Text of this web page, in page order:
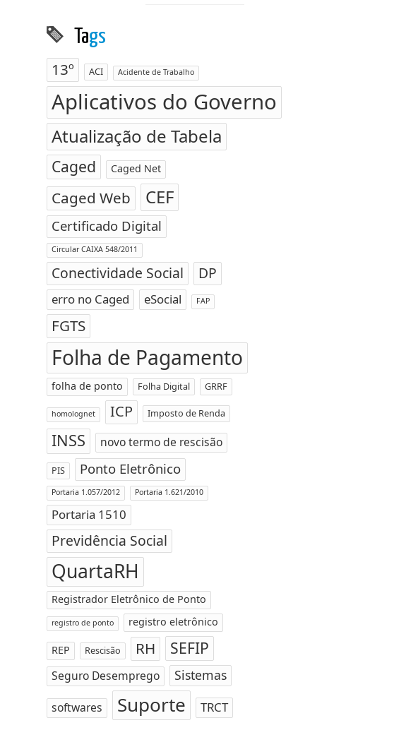
Tags
13º ACI Acidente de Trabalho
Aplicativos do Governo
Atualização de Tabela
Caged Caged Net
Caged Web CEF
Certificado Digital
Circular CAIXA 548/2011
Conectividade Social DP
erro no Caged eSocial FAP
FGTS
Folha de Pagamento
folha de ponto Folha Digital GRRF
homolognet ICP Imposto de Renda
INSS novo termo de rescisão
PIS Ponto Eletrônico
Portaria 1.057/2012 Portaria 1.621/2010
Portaria 1510
Previdência Social
QuartaRH
Registrador Eletrônico de Ponto
registro de ponto registro eletrônico
REP Rescisão RH SEFIP
Seguro Desemprego Sistemas
softwares Suporte TRCT